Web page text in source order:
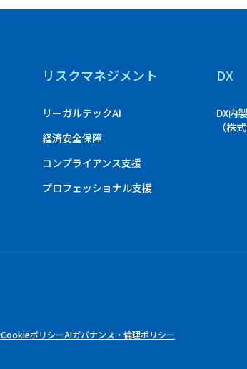
リスクマネジメント
リーガルテックAI
経済安全保障
コンプライアンス支援
プロフェッショナル支援
DX
DX内
（株
CookieポリシーAIガバナンス・倫理ポリシー